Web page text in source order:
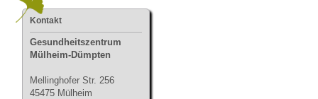
Kontakt
Gesundheitszentrum
Mülheim-Dümpten
Mellinghofer Str. 256
45475 Mülheim